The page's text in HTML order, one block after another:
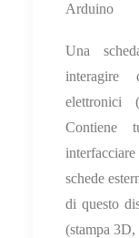
Arduino
Una
interagire
elettronici
Contiene
schede
di questo
(stampa